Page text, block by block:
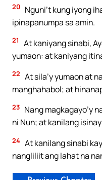
20 Nguni’t kung iyong
ipinapanumpa sa amin.
21
At kaniyang sinabi,
yumaon: at kaniyang
22 At sila’y yumaon at
manghahabol; at
23 Nang magkagayo’y
ni Nun; at kanilang
24 At kanilang sinabi
nangliliit ang lahat na